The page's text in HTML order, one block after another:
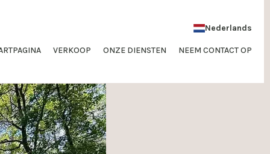
Nederlands
VERKOOP ONZE DIENSTEN NEEM CONTACT OP